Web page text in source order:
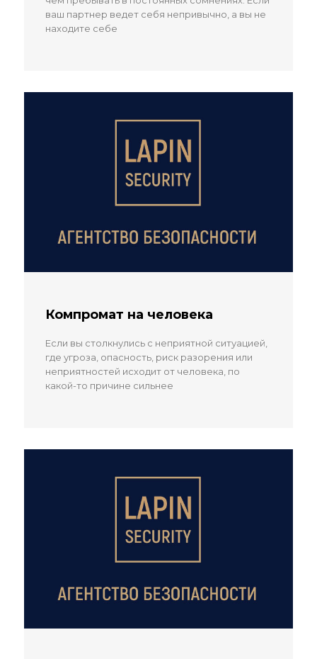
ваш партнер ведет себя непривычно, а вы не
находите себе
Компромат на человека
Если вы столкнулись с неприятной ситуацией,
где угроза, опасность, риск разорения или
неприятностей исходит от человека, по
какой-то причине сильнее